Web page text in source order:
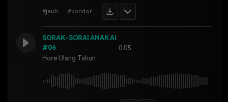
#jauh #koridor
SORAK-SORAI ANAK AI
#06
Hore Ulang Tahun
0:05